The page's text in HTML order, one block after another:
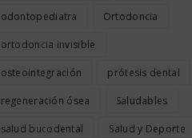
odontopediatra Ortodoncia
ortodoncia invisible
osteointegración prótesis dental
regeneración ósea Saludables
salud bucodental Salud y Deporte